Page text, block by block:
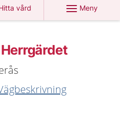
vård
Meny